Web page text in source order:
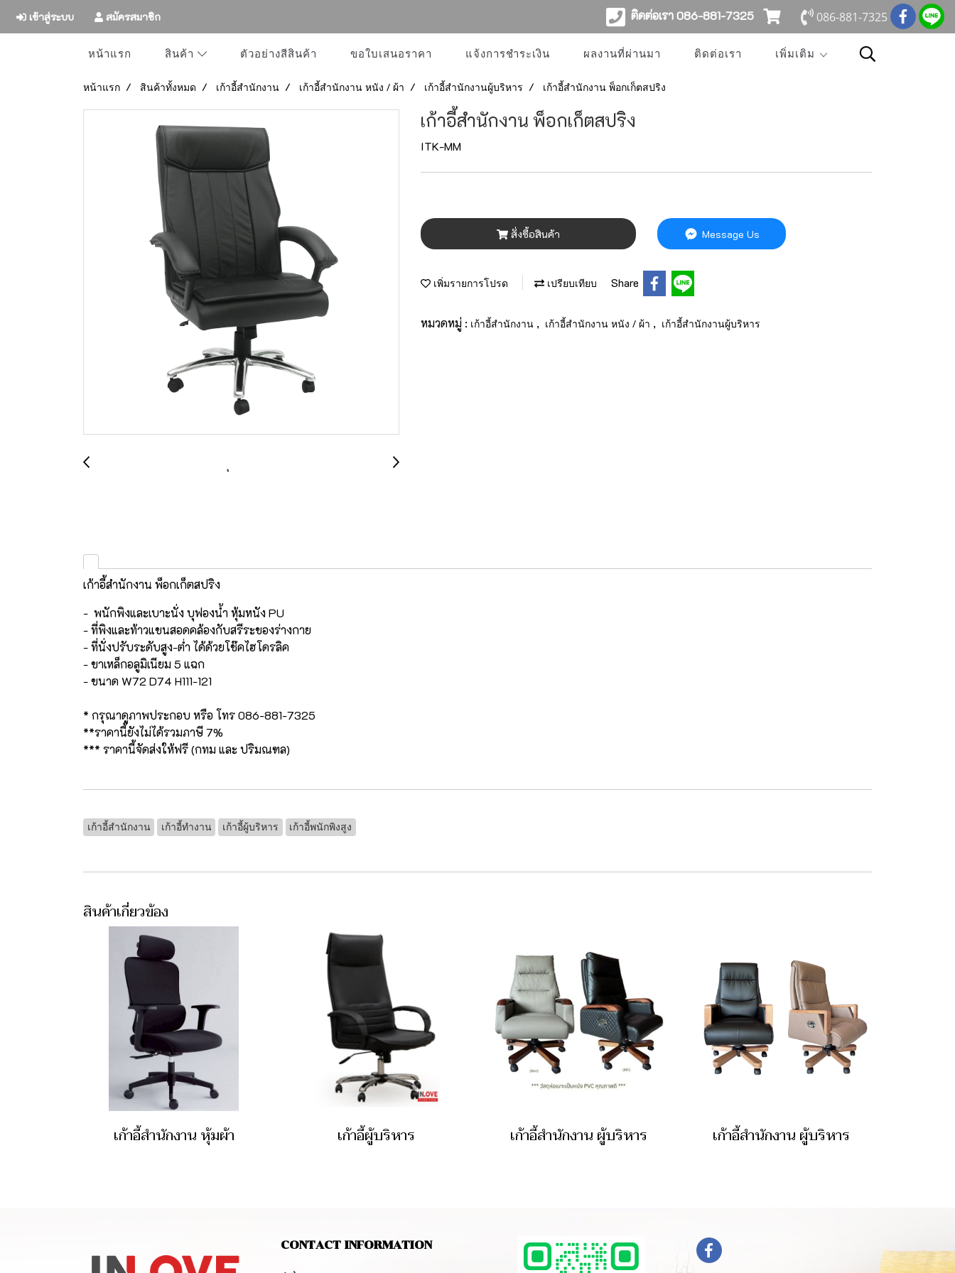
เข้าสู่ระบบ สมัครสมาชิก ติดต่อเรา 086-881-7325 086-881-7325
หน้าแรก สินค้า ตัวอย่างสีสินค้า ขอใบเสนอราคา แจ้งการชำระเงิน ผลงานที่ผ่านมา ติดต่อเรา เพิ่มเติม
หน้าแรก สินค้าทั้งหมด เก้าอี้สำนักงาน เก้าอี้สำนักงาน หนัง / ผ้า เก้าอี้สำนักงานผู้บริหาร เก้าอี้สำนักงาน พ็อกเก็ตสปริง
เก้าอี้สำนักงาน พ็อกเก็ตสปริง
ITK-MM
สั่งซื้อสินค้า Message Us
เพิ่มรายการโปรด เปรียบเทียบ Share
หมวดหมู่ : เก้าอี้สำนักงาน , เก้าอี้สำนักงาน หนัง / ผ้า , เก้าอี้สำนักงานผู้บริหาร
เก้าอี้สำนักงาน พ็อกเก็ตสปริง
- พนักพิงและเบาะนั่ง บุฟองน้ำ หุ้มหนัง PU
- ที่พิงและท้าวแขนสอดคล้องกับสรีระของร่างกาย
- ที่นั่งปรับระดับสูง-ต่ำ ได้ด้วยโช๊คไฮโดรลิค
- ขาเหล็กอลูมิเนียม 5 แฉก
- ขนาด W72 D74 H111-121
* กรุณาดูภาพประกอบ หรือ โทร 086-881-7325
**ราคานี้ยังไม่ได้รวมภาษี 7%
*** ราคานี้จัดส่งให้ฟรี (กทม และ ปริมณฑล)
เก้าอี้สำนักงาน เก้าอี้ทำงาน เก้าอี้ผู้บริหาร เก้าอี้พนักพิงสูง
สินค้าเกี่ยวข้อง
เก้าอี้สำนักงาน หุ้มผ้า เก้าอี้ผู้บริหาร เก้าอี้สำนักงาน ผู้บริหาร เก้าอี้สำนักงาน ผู้บริหาร
CONTACT INFORMATION